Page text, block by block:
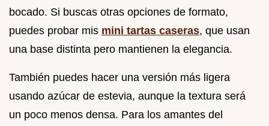
bocado. Si buscas otras opciones de formato,
puedes probar mis mini tartas caseras, que usan
una base distinta pero mantienen la elegancia.
También puedes hacer una versión más ligera
usando azúcar de estevia, aunque la textura será
un poco menos densa. Para los amantes del